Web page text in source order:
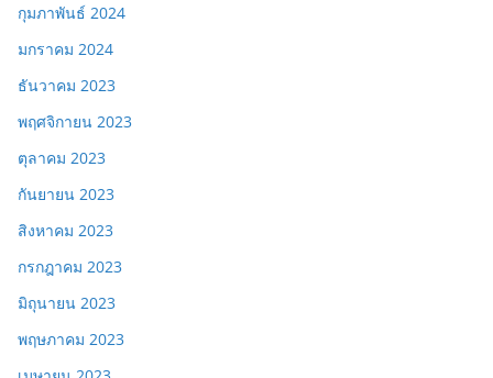
กุมภาพันธ์ 2024
มกราคม 2024
ธันวาคม 2023
พฤศจิกายน 2023
ตุลาคม 2023
กันยายน 2023
สิงหาคม 2023
กรกฎาคม 2023
มิถุนายน 2023
พฤษภาคม 2023